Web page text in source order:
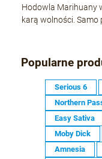
Hodowla Marihuany
karą wolności. Samo
Popularne
Serious 6
Northern
Easy Sativa
Moby Dick
Amnesia